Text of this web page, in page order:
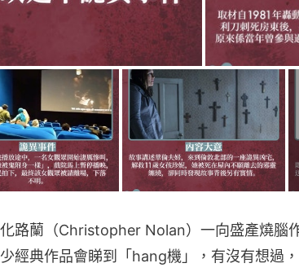
路蘭（Christopher Nolan）一向盛產燒腦
經典作品會睇到「hang機」，有沒有想過